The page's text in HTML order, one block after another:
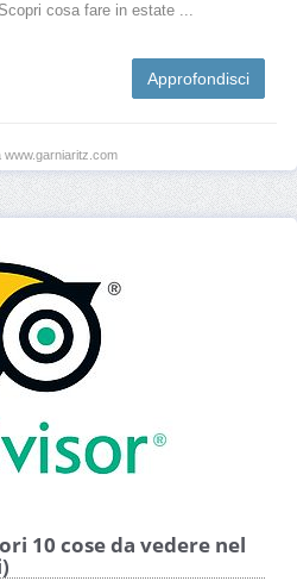
cosa fare in estate ...
Approfondisci
www.garniaritz.com
10 cose da vedere nel